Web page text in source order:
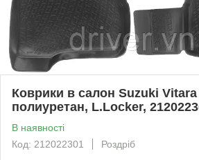
Коврики в салон Suzuki Vitara
полиуретан, L.Locker,
В наявності
Код: 212022301
Роздріб